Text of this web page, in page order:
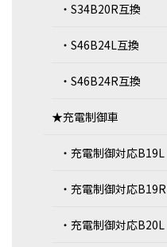
・S34B20R互換
・S46B24L互換
・S46B24R互換
★充電制御車
・充電制御対応B19L
・充電制御対応B19R
・充電制御対応B20L